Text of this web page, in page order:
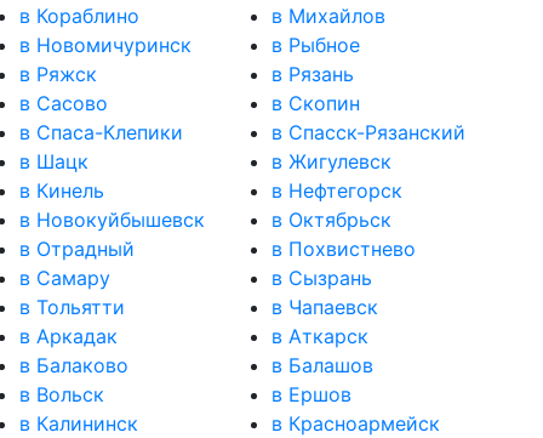
в Кораблино
в Михайлов
в Новомичуринск
в Рыбное
в Ряжск
в Рязань
в Сасово
в Скопин
в Спаса-Клепики
в Спасск-Рязанский
в Шацк
в Жигулевск
в Кинель
в Нефтегорск
в Новокуйбышевск
в Октябрьск
в Отрадный
в Похвистнево
в Самару
в Сызрань
в Тольятти
в Чапаевск
в Аркадак
в Аткарск
в Балаково
в Балашов
в Вольск
в Ершов
в Калининск
в Красноармейск